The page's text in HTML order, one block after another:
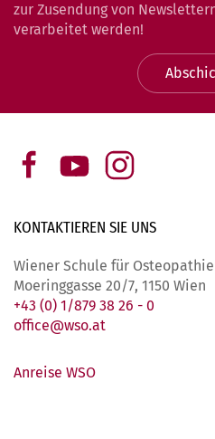
zur Zusendung von
verarbeitet werden!
KONTAKTIEREN SIE UNS
Wiener Schule für
Moeringgasse 20/7, 1150 Wien
+43 (0) 1/879 38 26 - 0
office@wso.at
Anreise WSO